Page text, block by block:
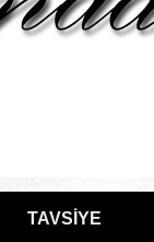
TAVSİYE